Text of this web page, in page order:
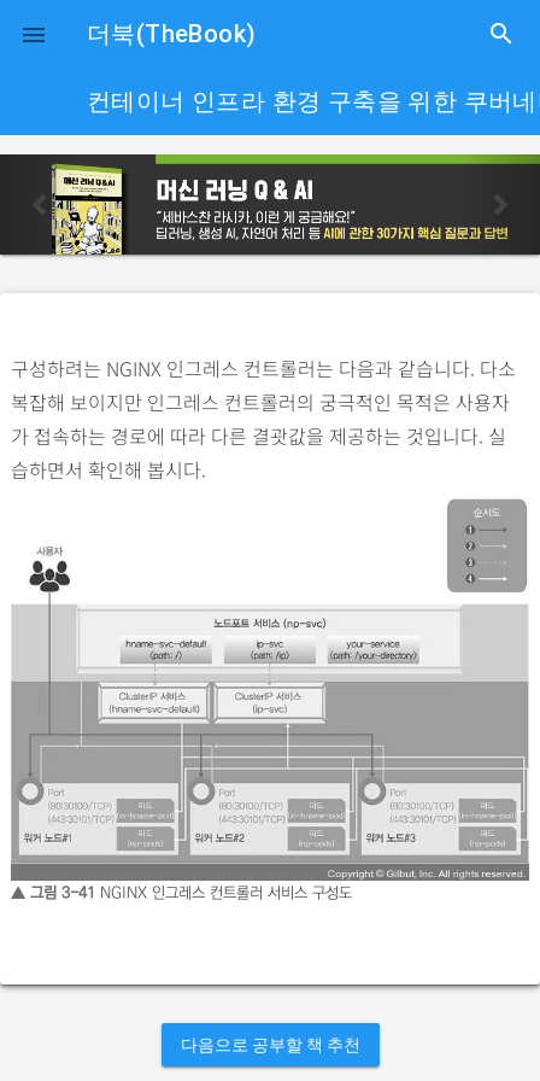
close
 더북(TheBook) search
컨테이너 인프라 환경 구축을 위한 쿠버
p
r
e
u
s
n
e
x
구성하려는 NGINX 인그레스 컨트롤러는 다음과 같습니다. 다소
복잡해 보이지만 인그레스 컨트롤러의 궁극적인 목적은 사용자
가 접속하는 경로에 따라 다른 결괏값을 제공하는 것입니다. 실
습하면서 확인해 봅시다.
▲ 그림 3-41 NGINX 인그레스 컨트롤러 서비스 구성도
다음으로 공부할 책 추천